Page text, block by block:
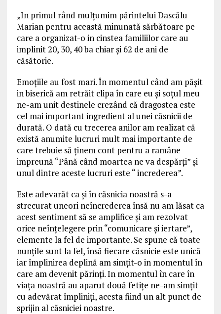
„In primul rând mulțumim părintelui Dascălu
Marian pentru această minunată sărbătoare pe
care a organizat-o in cinstea familiilor care au
implinit 20, 30, 40 ba chiar și 62 de ani de
căsătorie.
Emoțiile au fost mari. În momentul când am pășit
in biserică am retrăit clipa în care eu și soțul meu
ne-am unit destinele crezând că dragostea este
cel mai important ingredient al unei căsnicii de
durată. O dată cu trecerea anilor am realizat că
există anumite lucruri mult mai importante de
care trebuie să ținem cont pentru a ramâne
impreună “Până când moartea ne va despărți” și
unul dintre aceste lucruri este “ increderea”.
Este adevarăt ca și în căsnicia noastră s-a
strecurat uneori neîncrederea însă nu am lăsat ca
acest sentiment să se amplifice și am rezolvat
orice neînțelegere prin “comunicare și iertare”,
elemente la fel de importante. Se spune că toate
nunțile sunt la fel, însă fiecare căsnicie este unică
iar împlinirea deplină am simțit-o in momentul în
care am devenit părinți. In momentul în care în
viața noastră au aparut două fetițe ne-am simțit
cu adevărat împliniți, acesta fiind un alt punct de
sprijin al căsniciei noastre.